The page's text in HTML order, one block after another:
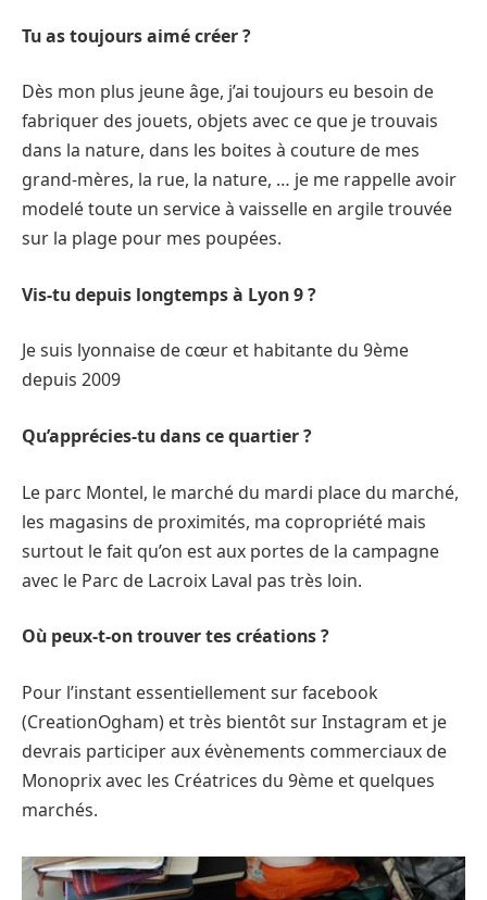
Tu as toujours aimé créer ?
Dès mon plus jeune âge, j’ai toujours eu besoin de
fabriquer des jouets, objets avec ce que je trouvais
dans la nature, dans les boites à couture de mes
grand-mères, la rue, la nature, … je me rappelle avoir
modelé toute un service à vaisselle en argile trouvée
sur la plage pour mes poupées.
Vis-tu depuis longtemps à Lyon 9 ?
Je suis lyonnaise de cœur et habitante du 9ème
depuis 2009
Qu’apprécies-tu dans ce quartier ?
Le parc Montel, le marché du mardi place du marché,
les magasins de proximités, ma copropriété mais
surtout le fait qu’on est aux portes de la campagne
avec le Parc de Lacroix Laval pas très loin.
Où peux-t-on trouver tes créations ?
Pour l’instant essentiellement sur facebook
(CreationOgham) et très bientôt sur Instagram et je
devrais participer aux évènements commerciaux de
Monoprix avec les Créatrices du 9ème et quelques
marchés.